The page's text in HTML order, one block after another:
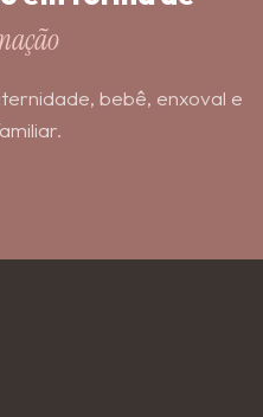
bebê, enxoval e